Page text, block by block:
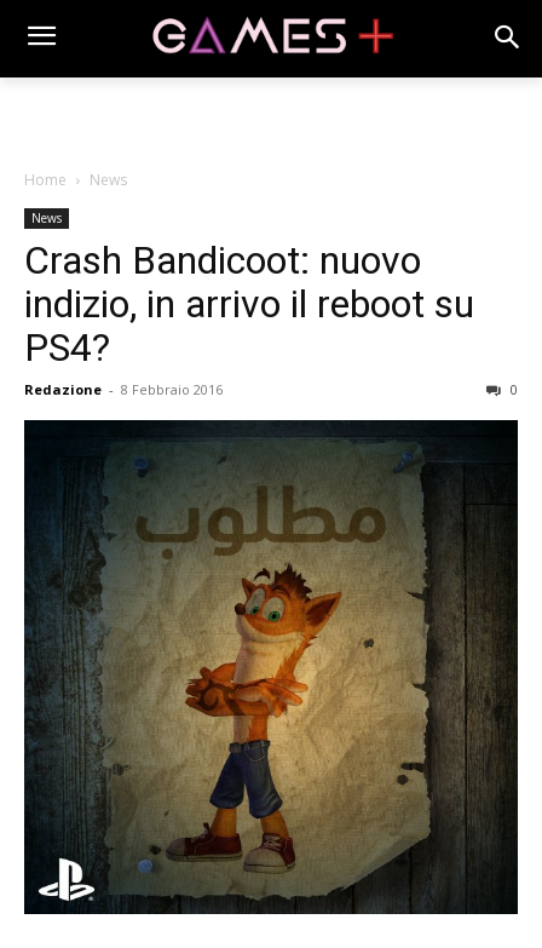
Home News
News
Crash Bandicoot: nuovo
indizio, in arrivo il reboot su
PS4?
Redazione - 8 Febbraio 2016 0